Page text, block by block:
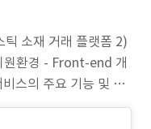
틱 소재 거래 플랫폼 2)
원환경 - Front-end 개
스의 주요 기능 및 주
이지, 판매하기 페이지,